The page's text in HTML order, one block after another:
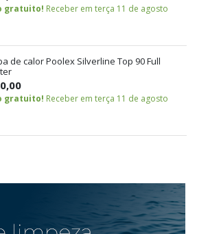
gratuito! Receber em terça 11 de agosto
de calor Poolex Silverline Top 90 Full
gratuito! Receber em terça 11 de agosto